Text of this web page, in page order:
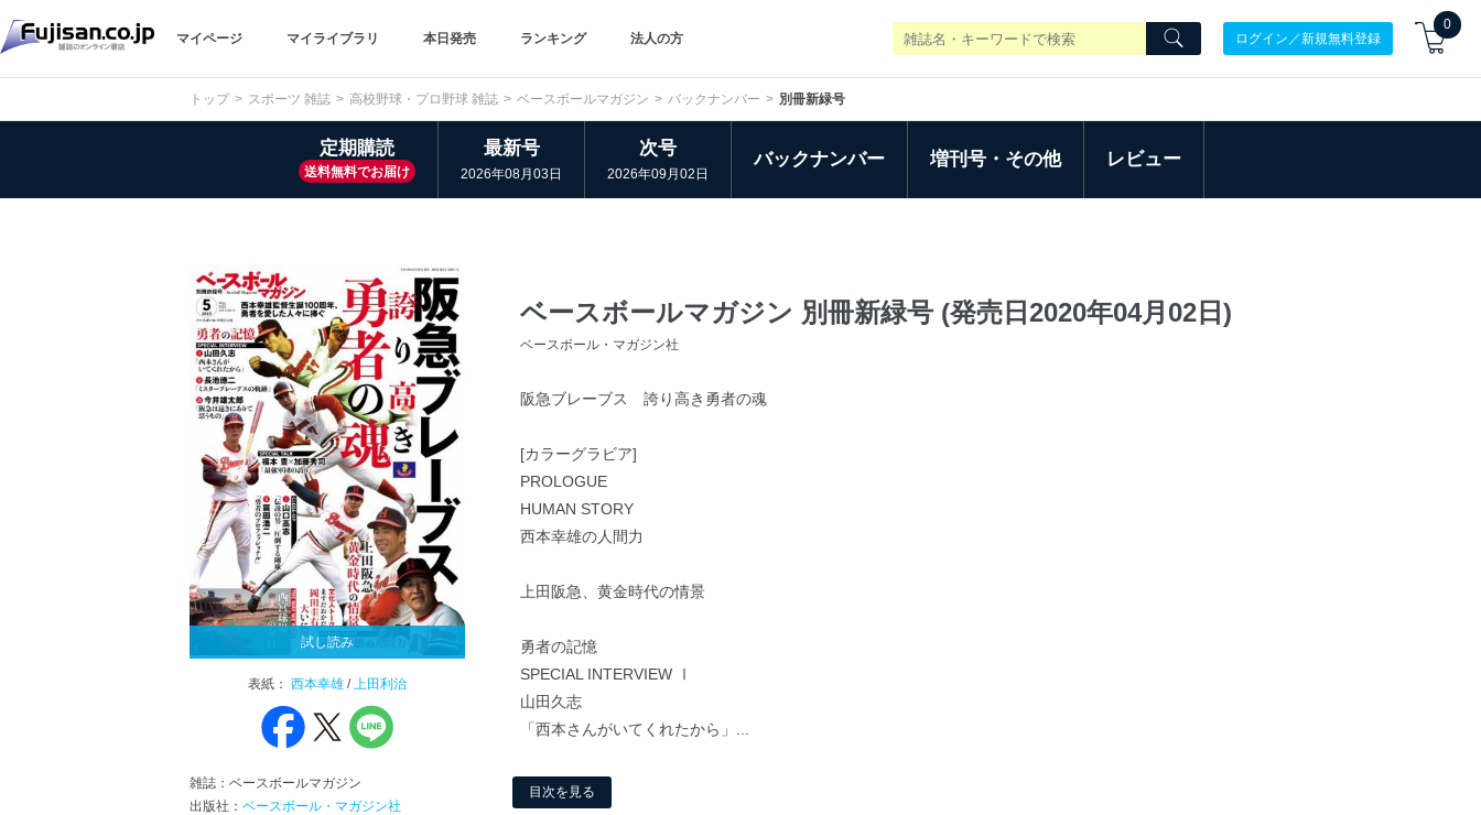
マイページ マイライブラリ 本日発売 ランキング 法人の方 ログイン／新規無料登録
0
トップ スポーツ 雑誌 高校野球・プロ野球 雑誌 ベースボールマガジン バックナンバー 別冊新緑号
定期購読
送料無料でお届け
最新号
2026年08月03日
次号
2026年09月02日
バックナンバー 増刊号・その他 レビュー
試し読み
表紙： 西本幸雄 / 上田利治
雑誌：ベースボールマガジン
出版社： ベースボール・マガジン社
ベースボールマガジン 別冊新緑号 (発売日2020年04月02日)
ベースボール・マガジン社
阪急ブレーブス 誇り高き勇者の魂
[カラーグラビア]
PROLOGUE
HUMAN STORY
西本幸雄の人間力
上田阪急、黄金時代の情景
勇者の記憶
SPECIAL INTERVIEW Ⅰ
山田久志
「西本さんがいてくれたから」...
目次を見る